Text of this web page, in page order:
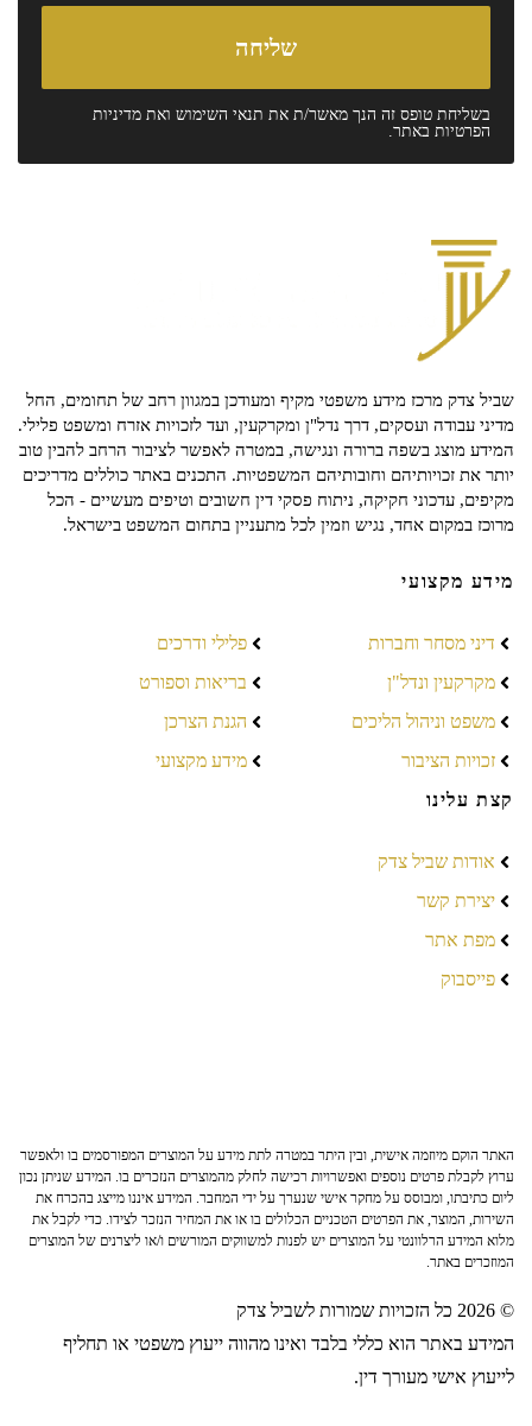
בשליחת טופס זה הנך מאשר/ת את תנאי השימוש ואת מדיניות
הפרטיות באתר.
שביל צדק מרכז מידע משפטי מקיף ומעודכן במגוון רחב של תחומים, החל
מדיני עבודה ועסקים, דרך נדל"ן ומקרקעין, ועד לזכויות אזרח ומשפט פלילי.
המידע מוצג בשפה ברורה ונגישה, במטרה לאפשר לציבור הרחב להבין טוב
יותר את זכויותיהם וחובותיהם המשפטיות. התכנים באתר כוללים מדריכים
מקיפים, עדכוני חקיקה, ניתוח פסקי דין חשובים וטיפים מעשיים - הכל
מרוכז במקום אחד, נגיש וזמין לכל מתעניין בתחום המשפט בישראל.
מידע מקצועי
דיני מסחר וחברות
מקרקעין ונדל"ן
משפט וניהול הליכים
זכויות הציבור
פלילי ודרכים
בריאות וספורט
הגנת הצרכן
מידע מקצועי
קצת עלינו
אודות שביל צדק
יצירת קשר
מפת אתר
פייסבוק
האתר הוקם מיוזמה אישית, ובין היתר במטרה לתת מידע על המוצרים המפורסמים בו ולאפשר
ערוץ לקבלת פרטים נוספים ואפשרויות רכישה לחלק מהמוצרים הנזכרים בו. המידע שניתן נכון
ליום כתיבתו, ומבוסס על מחקר אישי שנערך על ידי המחבר. המידע איננו מייצג בהכרח את
השירות, המוצר, את הפרטים הטכניים הכלולים בו או את המחיר הנזכר לצידו. כדי לקבל את
מלוא המידע הרלוונטי על המוצרים יש לפנות למשווקים המורשים ו/או ליצרנים של המוצרים
המוזכרים באתר.
© 2026 כל הזכויות שמורות לשביל צדק
המידע באתר הוא כללי בלבד ואינו מהווה ייעוץ משפטי או תחליף
לייעוץ אישי מעורך דין.